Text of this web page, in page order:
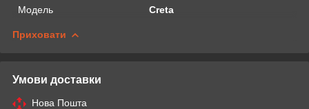
Модель
Creta
Приховати
Умови доставки
Нова Пошта